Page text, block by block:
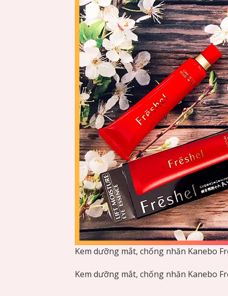
Kem dưỡng mắt, chống nhăn Kanebo
Kem dưỡng mắt, chống nhăn Kanebo